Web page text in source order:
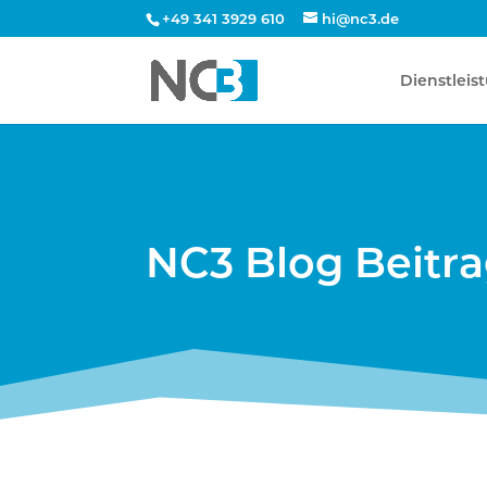
+49 341 3929 610 hi@nc3.de
NC3 Blog